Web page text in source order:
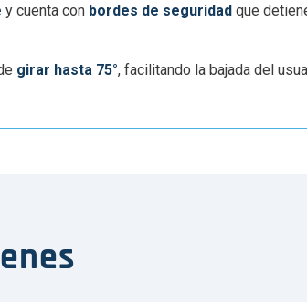
y cuenta con bordes de seguridad que
girar hasta 75°, facilitando la bajada del